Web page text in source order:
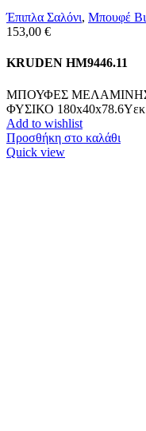
Έπιπλα Σαλόνι, Μπουφέ
153,00 €
KRUDEN HM9446.11
ΜΠΟΥΦΕΣ ΜΕΛΑΜΙΝΗΣ
ΦΥΣΙΚΟ
Add to wishlist
Προσθήκη στο καλάθι
Quick view